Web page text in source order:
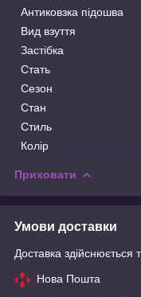
Антиковзка підошва
Вид взуття
Застібка
Стать
Сезон
Стан
Стиль
Колір
Приховати
Умови доставки
Доставка здійснюється
Нова Пошта